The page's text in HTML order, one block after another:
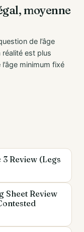
moyenne
de l’âge
est plus
minimum fixé
Review (Legs
Sheet Review